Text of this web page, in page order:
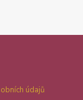
údajů